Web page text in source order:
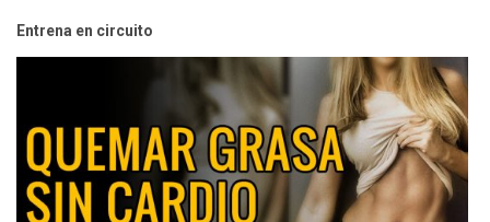
Entrena en circuito